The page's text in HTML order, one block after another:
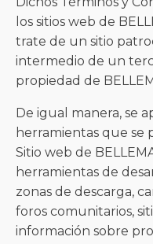
los sitios web de
trate de un sitio
intermedio de un
propiedad de
De igual manera, se
herramientas que se
Sitio web de
herramientas de
zonas de descarga,
foros comunitarios,
información sobre